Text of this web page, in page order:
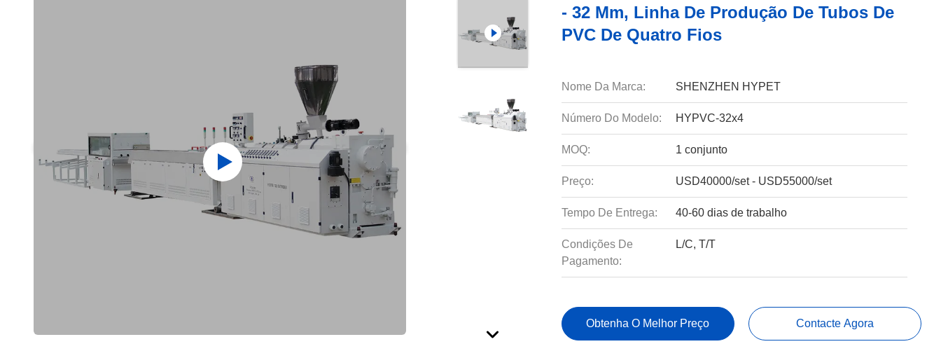
- 32 Mm, Linha De Produção De Tubos De
PVC De Quatro Fios
Nome Da Marca: SHENZHEN HYPET
Número Do Modelo: HYPVC-32x4
MOQ: 1 conjunto
Preço: USD40000/set - USD55000/set
Tempo De Entrega: 40-60 dias de trabalho
Condições De
Pagamento:
L/C, T/T
Obtenha O Melhor Preço Contacte Agora